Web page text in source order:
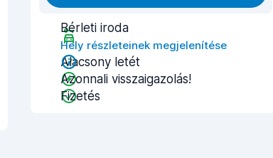
Bérleti iroda
Hely részleteinek megjelenítése
Alacsony letét
Azonnali visszaigazolás!
Fizetés